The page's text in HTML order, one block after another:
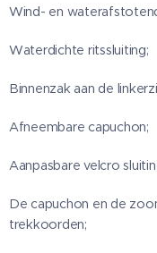
Wind- en
Waterdichte ritssluiting;
Binnenzak aan de
Afneembare capuchon;
Aanpasbare velcro
De capuchon en de
trekkoorden;